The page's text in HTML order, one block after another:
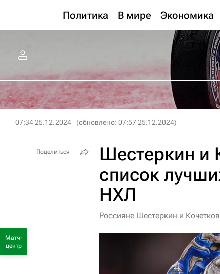
Политика В мире Экономика
07:34 25.12.2024 (обновлено: 07:57 25.12.2024)
Шестеркин и
список
НХЛ
Россияне Шестеркин и
Поделиться
Матч-
центр